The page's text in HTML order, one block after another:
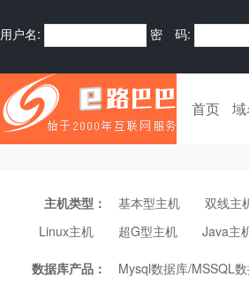
用户名: 密 码:
首页
主机类型： 基本型主机 双线主
Linux主机
超G型主机 Java主
数据库产品： Mysql数据库/MSSQL